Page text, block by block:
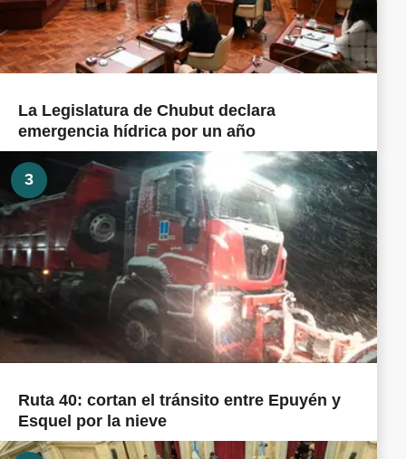
La Legislatura de Chubut declara
emergencia hídrica por un año
3
Ruta 40: cortan el tránsito entre Epuyén y
Esquel por la nieve